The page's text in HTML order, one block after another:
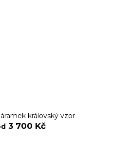
královský vzor
3 700 Kč